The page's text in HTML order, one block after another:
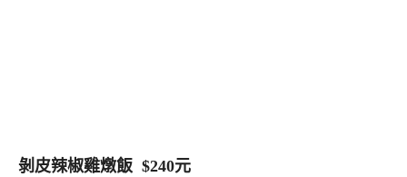
剝皮辣椒雞燉飯 $240元